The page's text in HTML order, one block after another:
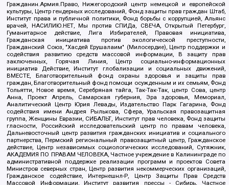
Гражданин.Армия.Право, Нижегородский центр немецкой и европейской
культуры, Центр гендерных исследований, Фонд защиты прав граждан Штаб,
Институт права и публичной политики, Фонд борьбы с коррупцией, Альянс
врачей, НАСИЛИЮ.НЕТ, Мы против СПИДа, СВЕЧА, Открытый Петербург,
Гуманитарное действие, Лига Избирателей, Правовая инициатива,
Гражданская инициатива против экологической преступности,
Гражданский Союз, "Хасдей Ерушалаим" (Милосердие), Центр поддержки и
содействия развитию средств массовой информации, В защиту прав
заключенных, Горячая Линия, Центр социально-информационных
инициатив Действие, Институт глобализации и социальных движений,
ВМЕСТЕ, Благотворительный фонд охраны здоровья и защиты прав
граждан, Благотворительный фонд помощи осужденным и их семьям, Фонд
Тольятти, Новое время, Серебряная тайга, Так-Так-Так, центр Сова, центр
Анна, Проект Апрель, Самарская губерния, Эра здоровья, Мемориал,
Аналитический Центр Юрия Левады, Издательство Парк Гагарина, Фонд
содействия имени Андрея Рылькова, Сфера, Уральская правозащитная
группа, Женщины Евразии, СИБАЛЬТ, Институт прав человека, Фонд защиты
гласности, Российский исследовательский центр по правам человека,
Дальневосточный центр развития гражданских инициатив и социального
партнерства, Пермский региональный правозащитный центр, Гражданское
действие, Центр независимых социологических исследований, Сутяжник,
АКАДЕМИЯ ПО ПРАВАМ ЧЕЛОВЕКА, Частное учреждение в Калининграде по
административной поддержке реализации программ и проектов Совета
Министров северных стран, Центр развития некоммерческих организаций,
Гражданское содействие, Интернешнл-Р, Центр Защиты Прав Средств
Массовой Информации, Институт развития прессы - Сибирь, Частное